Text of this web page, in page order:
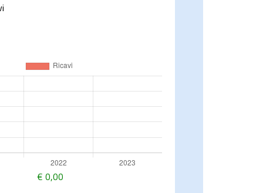
€ 0,00